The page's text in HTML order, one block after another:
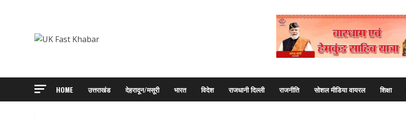
HOME उत्तराखंड देहरादून/मसूरी भारत विदेश राजधानी दिल्ली राजनीति सोशल मीडिया वायरल शिक्षा